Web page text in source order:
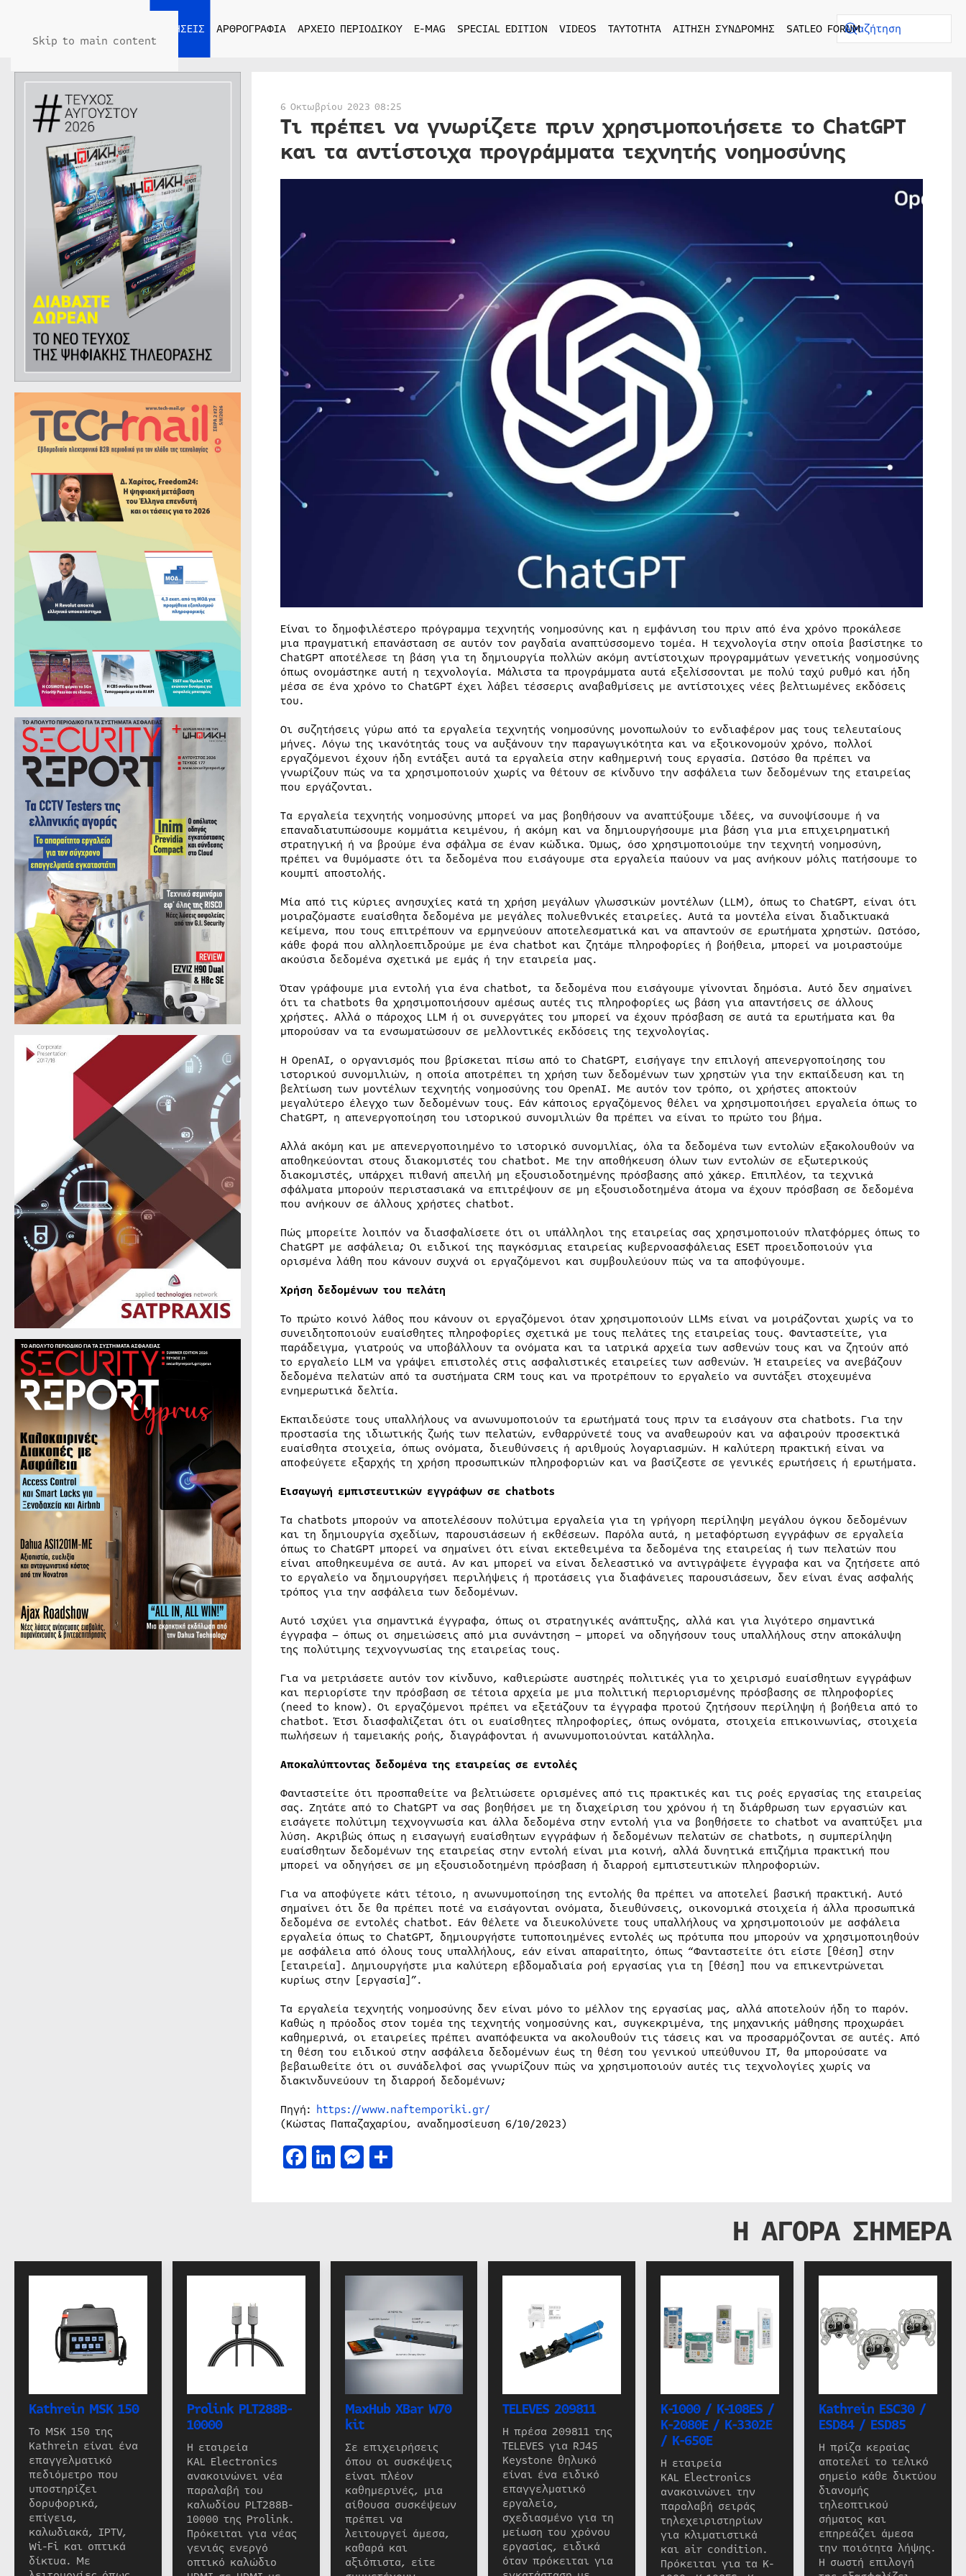
Skip to main content
ΕΙΔΗΣΕΙΣ ΑΡΘΡΟΓΡΑΦΙΑ ΑΡΧΕΙΟ ΠΕΡΙΟΔΙΚΟΥ E-MAG SPECIAL EDITION VIDEOS ΤΑΥΤΟΤΗΤΑ ΑΙΤΗΣΗ ΣΥΝΔΡΟΜΗΣ SATLEO FORUM
6 Οκτωβρίου 2023 08:25
Τι πρέπει να γνωρίζετε πριν χρησιμοποιήσετε το ChatGPT
και τα αντίστοιχα προγράμματα τεχνητής νοημοσύνης
Είναι το δημοφιλέστερο πρόγραμμα τεχνητής νοημοσύνης και η εμφάνιση του πριν από ένα χρόνο προκάλεσε
μια πραγματική επανάσταση σε αυτόν τον ραγδαία αναπτύσσομενο τομέα. Η τεχνολογία στην οποία βασίστηκε το
ChatGPT αποτέλεσε τη βάση για τη δημιουργία πολλών ακόμη αντίστοιχων προγραμμάτων γενετικής νοημοσύνης
όπως ονομάστηκε αυτή η τεχνολογία. Μάλιστα τα προγράμματα αυτά εξελίσσονται με πολύ ταχύ ρυθμό και ήδη
μέσα σε ένα χρόνο το ChatGPT έχει λάβει τέσσερις αναβαθμίσεις με αντίστοιχες νέες βελτιωμένες εκδόσεις
του.
Οι συζητήσεις γύρω από τα εργαλεία τεχνητής νοημοσύνης μονοπωλούν το ενδιαφέρον μας τους τελευταίους
μήνες. Λόγω της ικανότητάς τους να αυξάνουν την παραγωγικότητα και να εξοικονομούν χρόνο, πολλοί
εργαζόμενοι έχουν ήδη εντάξει αυτά τα εργαλεία στην καθημερινή τους εργασία. Ωστόσο θα πρέπει να
γνωρίζουν πώς να τα χρησιμοποιούν χωρίς να θέτουν σε κίνδυνο την ασφάλεια των δεδομένων της εταιρείας
που εργάζονται.
Τα εργαλεία τεχνητής νοημοσύνης μπορεί να μας βοηθήσουν να αναπτύξουμε ιδέες, να συνοψίσουμε ή να
επαναδιατυπώσουμε κομμάτια κειμένου, ή ακόμη και να δημιουργήσουμε μια βάση για μια επιχειρηματική
στρατηγική ή να βρούμε ένα σφάλμα σε έναν κώδικα. Όμως, όσο χρησιμοποιούμε την τεχνητή νοημοσύνη,
πρέπει να θυμόμαστε ότι τα δεδομένα που εισάγουμε στα εργαλεία παύουν να μας ανήκουν μόλις πατήσουμε το
κουμπί αποστολής.
Μία από τις κύριες ανησυχίες κατά τη χρήση μεγάλων γλωσσικών μοντέλων (LLM), όπως το ChatGPT, είναι ότι
μοιραζόμαστε ευαίσθητα δεδομένα με μεγάλες πολυεθνικές εταιρείες. Αυτά τα μοντέλα είναι διαδικτυακά
κείμενα, που τους επιτρέπουν να ερμηνεύουν αποτελεσματικά και να απαντούν σε ερωτήματα χρηστών. Ωστόσο,
κάθε φορά που αλληλοεπιδρούμε με ένα chatbot και ζητάμε πληροφορίες ή βοήθεια, μπορεί να μοιραστούμε
ακούσια δεδομένα σχετικά με εμάς ή την εταιρεία μας.
Όταν γράφουμε μια εντολή για ένα chatbot, τα δεδομένα που εισάγουμε γίνονται δημόσια. Αυτό δεν σημαίνει
ότι τα chatbots θα χρησιμοποιήσουν αμέσως αυτές τις πληροφορίες ως βάση για απαντήσεις σε άλλους
χρήστες. Αλλά ο πάροχος LLM ή οι συνεργάτες του μπορεί να έχουν πρόσβαση σε αυτά τα ερωτήματα και θα
μπορούσαν να τα ενσωματώσουν σε μελλοντικές εκδόσεις της τεχνολογίας.
Η OpenAI, ο οργανισμός που βρίσκεται πίσω από το ChatGPT, εισήγαγε την επιλογή απενεργοποίησης του
ιστορικού συνομιλιών, η οποία αποτρέπει τη χρήση των δεδομένων των χρηστών για την εκπαίδευση και τη
βελτίωση των μοντέλων τεχνητής νοημοσύνης του OpenAI. Με αυτόν τον τρόπο, οι χρήστες αποκτούν
μεγαλύτερο έλεγχο των δεδομένων τους. Εάν κάποιος εργαζόμενος θέλει να χρησιμοποιήσει εργαλεία όπως το
ChatGPT, η απενεργοποίηση του ιστορικού συνομιλιών θα πρέπει να είναι το πρώτο του βήμα.
Αλλά ακόμη και με απενεργοποιημένο το ιστορικό συνομιλίας, όλα τα δεδομένα των εντολών εξακολουθούν να
αποθηκεύονται στους διακομιστές του chatbot. Με την αποθήκευση όλων των εντολών σε εξωτερικούς
διακομιστές, υπάρχει πιθανή απειλή μη εξουσιοδοτημένης πρόσβασης από χάκερ. Επιπλέον, τα τεχνικά
σφάλματα μπορούν περιστασιακά να επιτρέψουν σε μη εξουσιοδοτημένα άτομα να έχουν πρόσβαση σε δεδομένα
που ανήκουν σε άλλους χρήστες chatbot.
Πώς μπορείτε λοιπόν να διασφαλίσετε ότι οι υπάλληλοι της εταιρείας σας χρησιμοποιούν πλατφόρμες όπως το
ChatGPT με ασφάλεια; Οι ειδικοί της παγκόσμιας εταιρείας κυβερνοασφάλειας ESET προειδοποιούν για
ορισμένα λάθη που κάνουν συχνά οι εργαζόμενοι και συμβουλεύουν πώς να τα αποφύγουμε.
Χρήση δεδομένων του πελάτη
Το πρώτο κοινό λάθος που κάνουν οι εργαζόμενοι όταν χρησιμοποιούν LLMs είναι να μοιράζονται χωρίς να το
συνειδητοποιούν ευαίσθητες πληροφορίες σχετικά με τους πελάτες της εταιρείας τους. Φανταστείτε, για
παράδειγμα, γιατρούς να υποβάλλουν τα ονόματα και τα ιατρικά αρχεία των ασθενών τους και να ζητούν από
το εργαλείο LLM να γράψει επιστολές στις ασφαλιστικές εταιρείες των ασθενών. Ή εταιρείες να ανεβάζουν
δεδομένα πελατών από τα συστήματα CRM τους και να προτρέπουν το εργαλείο να συντάξει στοχευμένα
ενημερωτικά δελτία.
Εκπαιδεύστε τους υπαλλήλους να ανωνυμοποιούν τα ερωτήματά τους πριν τα εισάγουν στα chatbots. Για την
προστασία της ιδιωτικής ζωής των πελατών, ενθαρρύνετέ τους να αναθεωρούν και να αφαιρούν προσεκτικά
ευαίσθητα στοιχεία, όπως ονόματα, διευθύνσεις ή αριθμούς λογαριασμών. Η καλύτερη πρακτική είναι να
αποφεύγετε εξαρχής τη χρήση προσωπικών πληροφοριών και να βασίζεστε σε γενικές ερωτήσεις ή ερωτήματα.
Εισαγωγή εμπιστευτικών εγγράφων σε chatbots
Τα chatbots μπορούν να αποτελέσουν πολύτιμα εργαλεία για τη γρήγορη περίληψη μεγάλου όγκου δεδομένων
και τη δημιουργία σχεδίων, παρουσιάσεων ή εκθέσεων. Παρόλα αυτά, η μεταφόρτωση εγγράφων σε εργαλεία
όπως το ChatGPT μπορεί να σημαίνει ότι είναι εκτεθειμένα τα δεδομένα της εταιρείας ή των πελατών που
είναι αποθηκευμένα σε αυτά. Αν και μπορεί να είναι δελεαστικό να αντιγράψετε έγγραφα και να ζητήσετε από
το εργαλείο να δημιουργήσει περιλήψεις ή προτάσεις για διαφάνειες παρουσιάσεων, δεν είναι ένας ασφαλής
τρόπος για την ασφάλεια των δεδομένων.
Αυτό ισχύει για σημαντικά έγγραφα, όπως οι στρατηγικές ανάπτυξης, αλλά και για λιγότερο σημαντικά
έγγραφα – όπως οι σημειώσεις από μια συνάντηση – μπορεί να οδηγήσουν τους υπαλλήλους στην αποκάλυψη
της πολύτιμης τεχνογνωσίας της εταιρείας τους.
Για να μετριάσετε αυτόν τον κίνδυνο, καθιερώστε αυστηρές πολιτικές για το χειρισμό ευαίσθητων εγγράφων
και περιορίστε την πρόσβαση σε τέτοια αρχεία με μια πολιτική περιορισμένης πρόσβασης σε πληροφορίες
(need to know). Οι εργαζόμενοι πρέπει να εξετάζουν τα έγγραφα προτού ζητήσουν περίληψη ή βοήθεια από το
chatbot. Έτσι διασφαλίζεται ότι οι ευαίσθητες πληροφορίες, όπως ονόματα, στοιχεία επικοινωνίας, στοιχεία
πωλήσεων ή ταμειακής ροής, διαγράφονται ή ανωνυμοποιούνται κατάλληλα.
Αποκαλύπτοντας δεδομένα της εταιρείας σε εντολές
Φανταστείτε ότι προσπαθείτε να βελτιώσετε ορισμένες από τις πρακτικές και τις ροές εργασίας της εταιρείας
σας. Ζητάτε από το ChatGPT να σας βοηθήσει με τη διαχείριση του χρόνου ή τη διάρθρωση των εργασιών και
εισάγετε πολύτιμη τεχνογνωσία και άλλα δεδομένα στην εντολή για να βοηθήσετε το chatbot να αναπτύξει μια
λύση. Ακριβώς όπως η εισαγωγή ευαίσθητων εγγράφων ή δεδομένων πελατών σε chatbots, η συμπερίληψη
ευαίσθητων δεδομένων της εταιρείας στην εντολή είναι μια κοινή, αλλά δυνητικά επιζήμια πρακτική που
μπορεί να οδηγήσει σε μη εξουσιοδοτημένη πρόσβαση ή διαρροή εμπιστευτικών πληροφοριών.
Για να αποφύγετε κάτι τέτοιο, η ανωνυμοποίηση της εντολής θα πρέπει να αποτελεί βασική πρακτική. Αυτό
σημαίνει ότι δε θα πρέπει ποτέ να εισάγονται ονόματα, διευθύνσεις, οικονομικά στοιχεία ή άλλα προσωπικά
δεδομένα σε εντολές chatbot. Εάν θέλετε να διευκολύνετε τους υπαλλήλους να χρησιμοποιούν με ασφάλεια
εργαλεία όπως το ChatGPT, δημιουργήστε τυποποιημένες εντολές ως πρότυπα που μπορούν να χρησιμοποιηθούν
με ασφάλεια από όλους τους υπαλλήλους, εάν είναι απαραίτητο, όπως “Φανταστείτε ότι είστε [θέση] στην
[εταιρεία]. Δημιουργήστε μια καλύτερη εβδομαδιαία ροή εργασίας για τη [θέση] που να επικεντρώνεται
κυρίως στην [εργασία]”.
Τα εργαλεία τεχνητής νοημοσύνης δεν είναι μόνο το μέλλον της εργασίας μας, αλλά αποτελούν ήδη το παρόν.
Καθώς η πρόοδος στον τομέα της τεχνητής νοημοσύνης και, συγκεκριμένα, της μηχανικής μάθησης προχωράει
καθημερινά, οι εταιρείες πρέπει αναπόφευκτα να ακολουθούν τις τάσεις και να προσαρμόζονται σε αυτές. Από
τη θέση του ειδικού στην ασφάλεια δεδομένων έως τη θέση του γενικού υπεύθυνου IT, θα μπορούσατε να
βεβαιωθείτε ότι οι συνάδελφοί σας γνωρίζουν πώς να χρησιμοποιούν αυτές τις τεχνολογίες χωρίς να
διακινδυνεύουν τη διαρροή δεδομένων;
Πηγή: https://www.naftemporiki.gr/
(Κώστας Παπαζαχαρίου, αναδημοσίευση 6/10/2023)
Facebook
LinkedIn
Messenger
Μοιραστείτε
Η ΑΓΟΡΑ ΣΗΜΕΡΑ
Kathrein MSK 150
Το MSK 150 της
Kathrein είναι ένα
επαγγελματικό
πεδιόμετρο που
υποστηρίζει
δορυφορικά,
επίγεια,
καλωδιακά, IPTV,
Wi-Fi και οπτικά
δίκτυα. Με
Prolink PLT288B-
10000
Η εταιρεία
KAL Electronics
ανακοινώνει νέα
παραλαβή του
καλωδίου PLT288B-
10000 της Prolink.
Πρόκειται για νέας
γενιάς ενεργό
οπτικό καλώδιο
MaxHub XBar W70
kit
Σε επιχειρήσεις
όπου οι συσκέψεις
είναι πλέον
καθημερινές, μια
αίθουσα συσκέψεων
πρέπει να
λειτουργεί άμεσα,
καθαρά και
αξιόπιστα, είτε
TELEVES 209811
Η πρέσα 209811 της
TELEVES για RJ45
Keystone θηλυκό
είναι ένα ειδικό
επαγγελματικό
εργαλείο,
σχεδιασμένο για τη
μείωση του χρόνου
εργασίας, ειδικά
όταν πρόκειται για
K-1000 / K-108ES /
K-2080E / K-3302E
/ K-650E
Η εταιρεία
KAL Electronics
ανακοινώνει την
παραλαβή σειράς
τηλεχειριστηρίων
για κλιματιστικά
και air condition.
Πρόκειται για τα K-
Kathrein ESC30 /
ESD84 / ESD85
Η πρίζα κεραίας
αποτελεί το τελικό
σημείο κάθε δικτύου
διανομής
τηλεοπτικού
σήματος και
επηρεάζει άμεσα
την ποιότητα λήψης.
Η σωστή επιλογή